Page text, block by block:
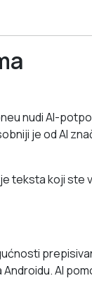
nudi AI-
je od AI
teksta koji ste
AI